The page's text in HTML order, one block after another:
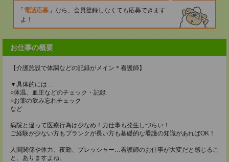
電話応募
なら、会員登録しなくても応募できます
よ！
お仕事の概要
【介護施設で体調などの記録がメイン＊看護師】
▼具体的には…
○体温、血圧などのチェック・記録
○お薬の飲み忘れチェック
など
病院と違って医療行為は少なめ！力仕事も発生しづらい！
ご経験が少ない方もブランクが長い方も基礎的な看護の知識があればOK！
人間関係や体力、夜勤、プレッシャー…看護師のお仕事が大変だと感じるこ
と、ありますよね。